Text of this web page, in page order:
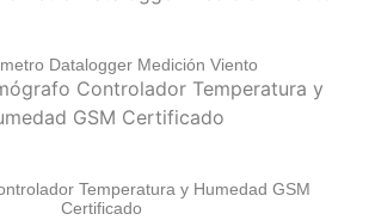
Datalogger Medición Viento
Temperatura y Humedad GSM
Certificado